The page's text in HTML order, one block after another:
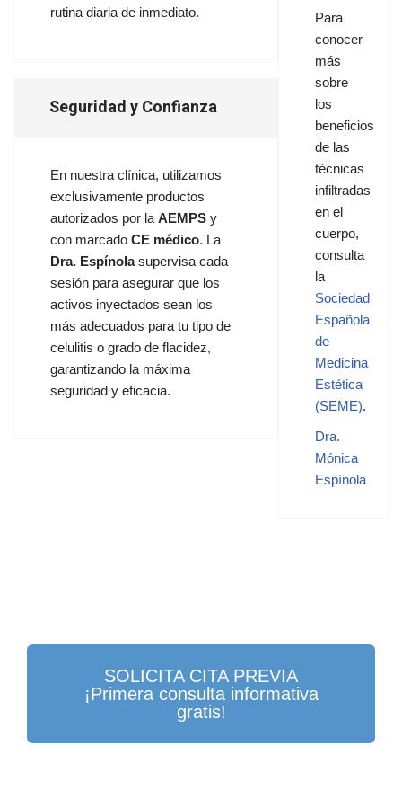
rutina diaria de inmediato.
Seguridad y Confianza
En nuestra clínica, utilizamos
exclusivamente productos
autorizados por la AEMPS y
con marcado CE médico. La
Dra. Espínolasupervisa cada
sesión para asegurar que los
activos inyectados sean los
más adecuados para tu tipo de
celulitis o grado de flacidez,
garantizando la máxima
seguridad y eficacia.
Para
conocer
más
sobre
los
beneficios
de las
técnicas
infiltradas
en el
cuerpo,
consulta
la
Sociedad
Española
de
Medicina
Estética
(SEME).
Dra.
Mónica
Espínola
SOLICITA CITA PREVIA
¡Primera consulta informativa
gratis!